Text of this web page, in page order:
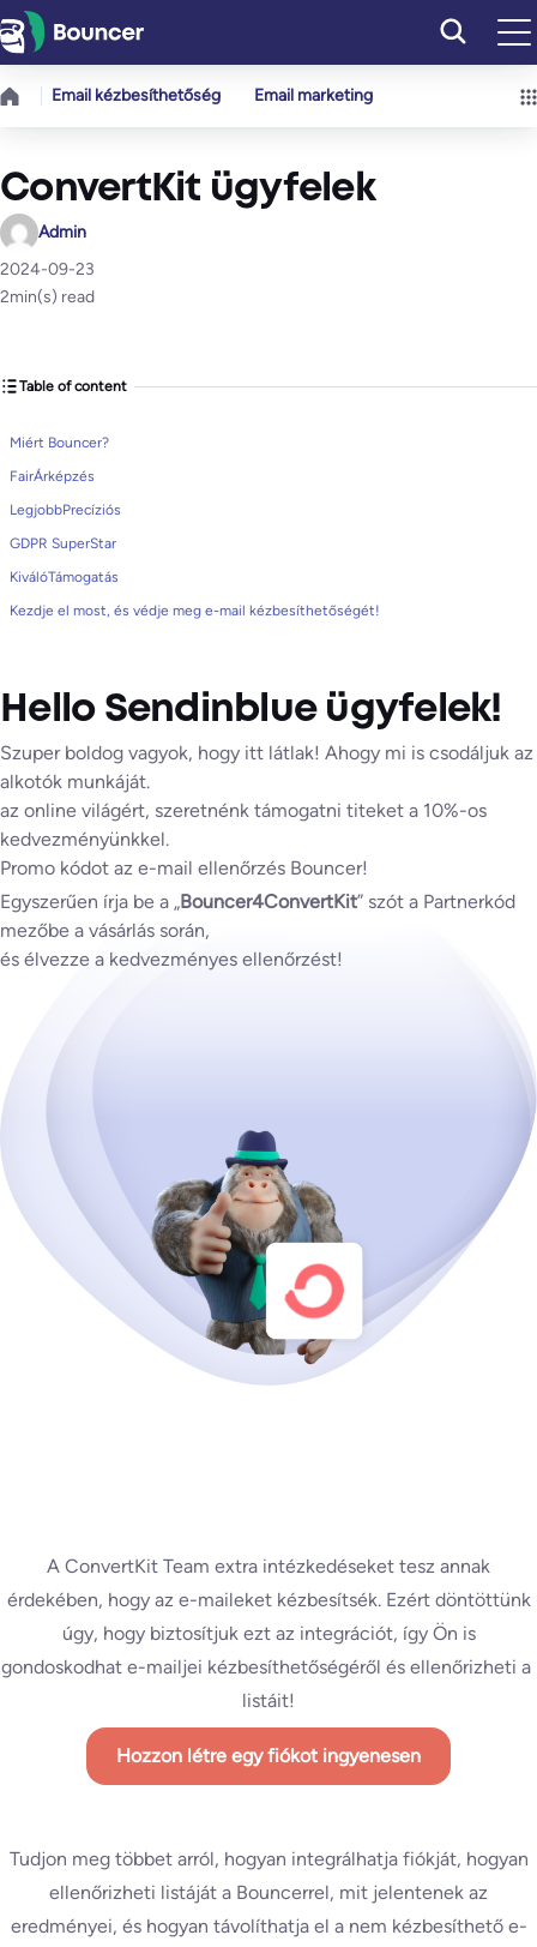
Ugrás
a
tartalomhoz
Email kézbesíthetőség Email marketing
ConvertKit ügyfelek
Admin
2024-09-23
2min(s) read
Table of content
Miért Bouncer?
FairÁrképzés
LegjobbPrecíziós
GDPR SuperStar
KiválóTámogatás
Kezdje el most, és védje meg e-mail kézbesíthetőségét!
Hello Sendinblue ügyfelek!
Szuper boldog vagyok, hogy itt látlak! Ahogy mi is csodáljuk az
alkotók munkáját.
az online világért, szeretnénk támogatni titeket a 10%-os
kedvezményünkkel.
Promo kódot az e-mail ellenőrzés Bouncer!
Egyszerűen írja be a „Bouncer4ConvertKit” szót a Partnerkód
mezőbe a vásárlás során,
és élvezze a kedvezményes ellenőrzést!
A ConvertKit Team extra intézkedéseket tesz annak
érdekében, hogy az e-maileket kézbesítsék. Ezért döntöttünk
úgy, hogy biztosítjuk ezt az integrációt, így Ön is
gondoskodhat e-mailjei kézbesíthetőségéről és ellenőrizheti a
listáit!
Hozzon létre egy fiókot ingyenesen
Tudjon meg többet arról, hogyan integrálhatja fiókját, hogyan
ellenőrizheti listáját a Bouncerrel, mit jelentenek az
eredményei, és hogyan távolíthatja el a nem kézbesíthető e-